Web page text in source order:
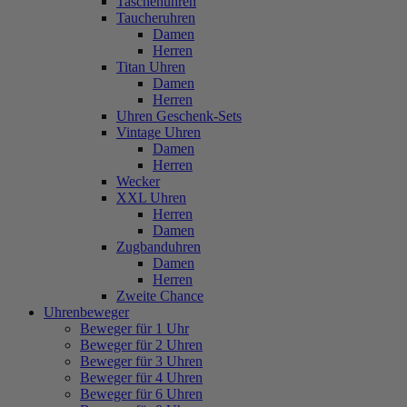
Taucheruhren
Damen
Herren
Titan Uhren
Damen
Herren
Uhren Geschenk-Sets
Vintage Uhren
Damen
Herren
Wecker
XXL Uhren
Herren
Damen
Zugbanduhren
Damen
Herren
Zweite Chance
Uhrenbeweger
Beweger für 1 Uhr
Beweger für 2 Uhren
Beweger für 3 Uhren
Beweger für 4 Uhren
Beweger für 6 Uhren